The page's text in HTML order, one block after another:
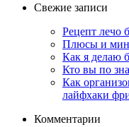
Свежие записи
Рецепт лечо
Плюсы и
Как я делаю
Кто вы по
Как
лайфхаки
Комментарии